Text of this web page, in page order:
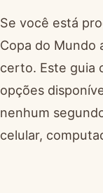
Se você está
Copa do Mundo
certo. Este guia
opções
nenhum
celular,